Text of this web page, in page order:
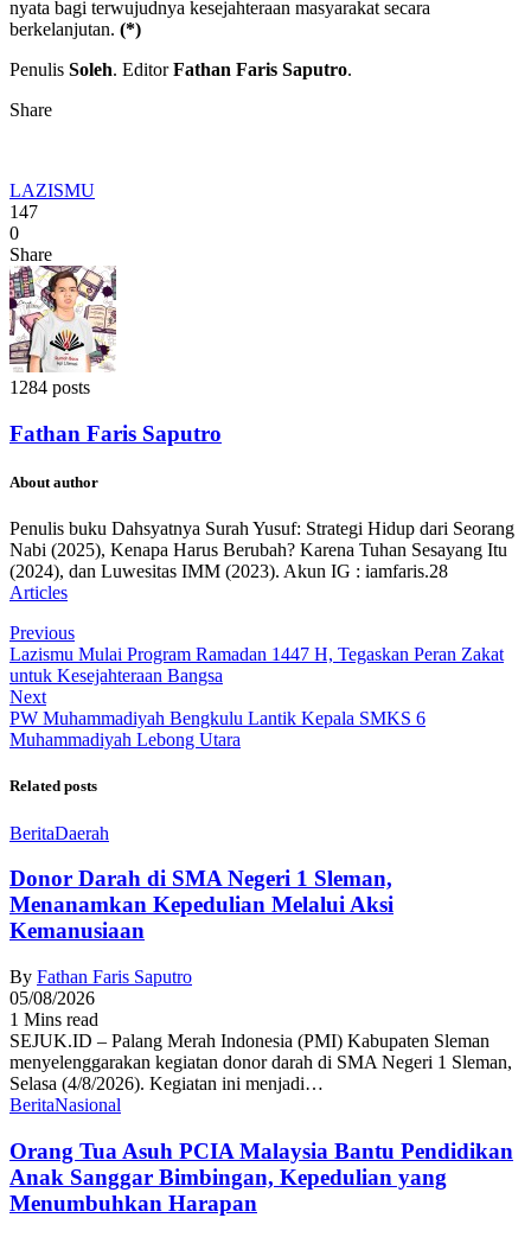
nyata bagi terwujudnya kesejahteraan masyarakat secara
berkelanjutan. (*)
Penulis Soleh. EditorFathan Faris Saputro.
Share
LAZISMU
147
0
Share
1284 posts
Fathan Faris Saputro
About author
Penulis buku Dahsyatnya Surah Yusuf: Strategi Hidup dari Seorang
Nabi (2025), Kenapa Harus Berubah? Karena Tuhan Sesayang Itu
(2024), dan Luwesitas IMM (2023). Akun IG : iamfaris.28
Articles
Previous
Lazismu Mulai Program Ramadan 1447 H, Tegaskan Peran Zakat
untuk Kesejahteraan Bangsa
Next
PW Muhammadiyah Bengkulu Lantik Kepala SMKS 6
Muhammadiyah Lebong Utara
Related posts
BeritaDaerah
Donor Darah di SMA Negeri 1 Sleman,
Menanamkan Kepedulian Melalui Aksi
Kemanusiaan
By Fathan Faris Saputro
05/08/2026
1 Mins read
SEJUK.ID – Palang Merah Indonesia (PMI) Kabupaten Sleman
menyelenggarakan kegiatan donor darah di SMA Negeri 1 Sleman,
Selasa (4/8/2026). Kegiatan ini menjadi…
BeritaNasional
Orang Tua Asuh PCIA Malaysia Bantu Pendidikan
Anak Sanggar Bimbingan, Kepedulian yang
Menumbuhkan Harapan